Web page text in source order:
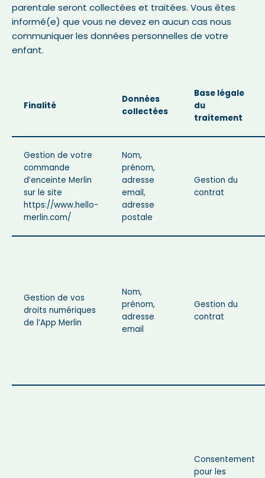
parentale seront collectées et traitées. Vous êtes
informé(e) que vous ne devez en aucun cas nous
communiquer les données personnelles de votre
enfant.
Finalité
Données
collectées
Base légale
du
traitement
Gestion de votre
commande
d’enceinte Merlin
sur le site
https://www.hello-
merlin.com/
Nom,
prénom,
adresse
email,
adresse
postale
Gestion du
contrat
Gestion de vos
droits numériques
de l’App Merlin
Nom,
prénom,
adresse
email
Gestion du
contrat
Consentement
pour les